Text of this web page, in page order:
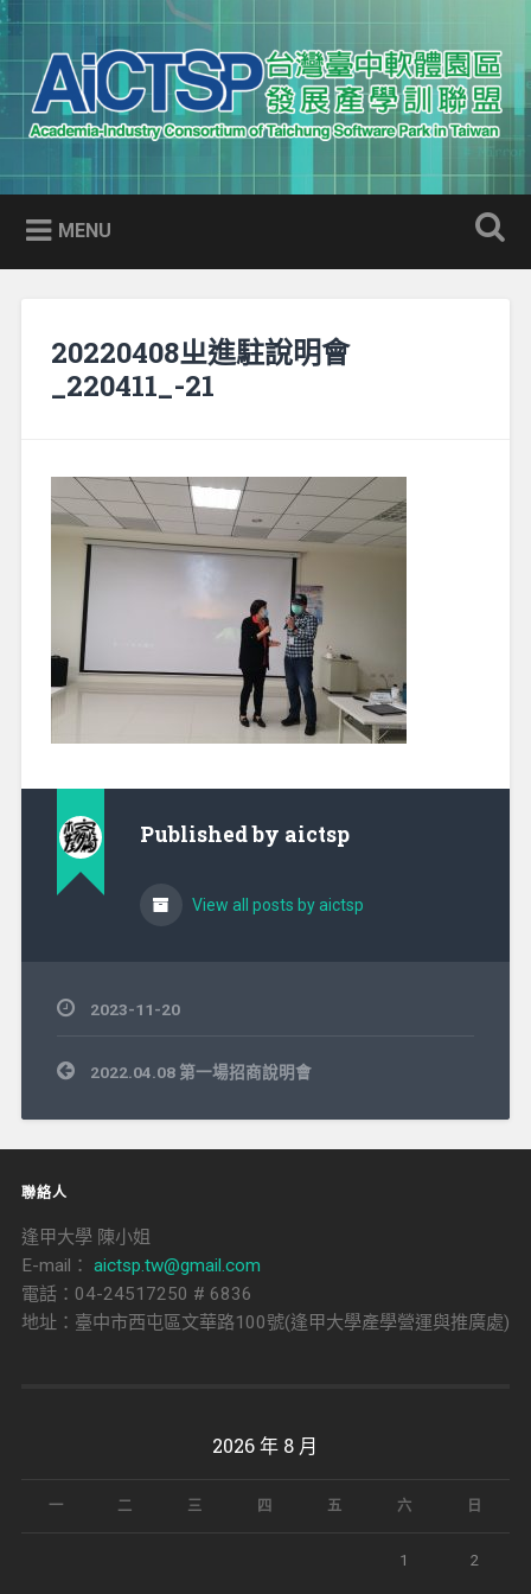
Skip
to
content
Search
AICTSP 台灣臺中軟體園區發展
產學訓聯盟
Academia-Industry Consortium of Taichung Software Park
in Taiwan
MENU
20220408ㄓ進駐說明會
_220411_-21
Published by aictsp
View all posts by aictsp
2023-11-20
文
章
覽
2022.04.08 第一場招商說明會
聯絡人
逢甲大學 陳小姐
E-mail： aictsp.tw@gmail.com
電話：04-24517250 # 6836
地址：臺中市西屯區文華路100號(逢甲大學產學營運與推廣處)
2026 年 8 月
一 二 三 四 五 六 日
1 2